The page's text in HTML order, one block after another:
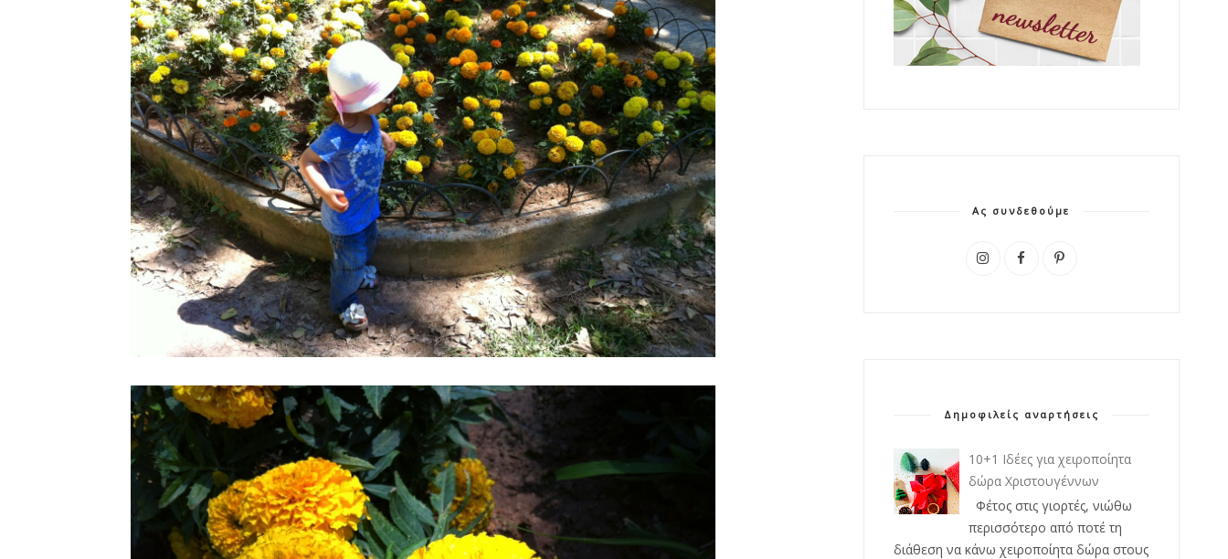
Ας συνδεθούμε
Δημοφιλείς αναρτήσεις
10+1 Ιδέες για χειροποίητα
δώρα Χριστουγέννων
Φέτος στις γιορτές, νιώθω
περισσότερο από ποτέ τη
διάθεση να κάνω χειροποίητα δώρα στους